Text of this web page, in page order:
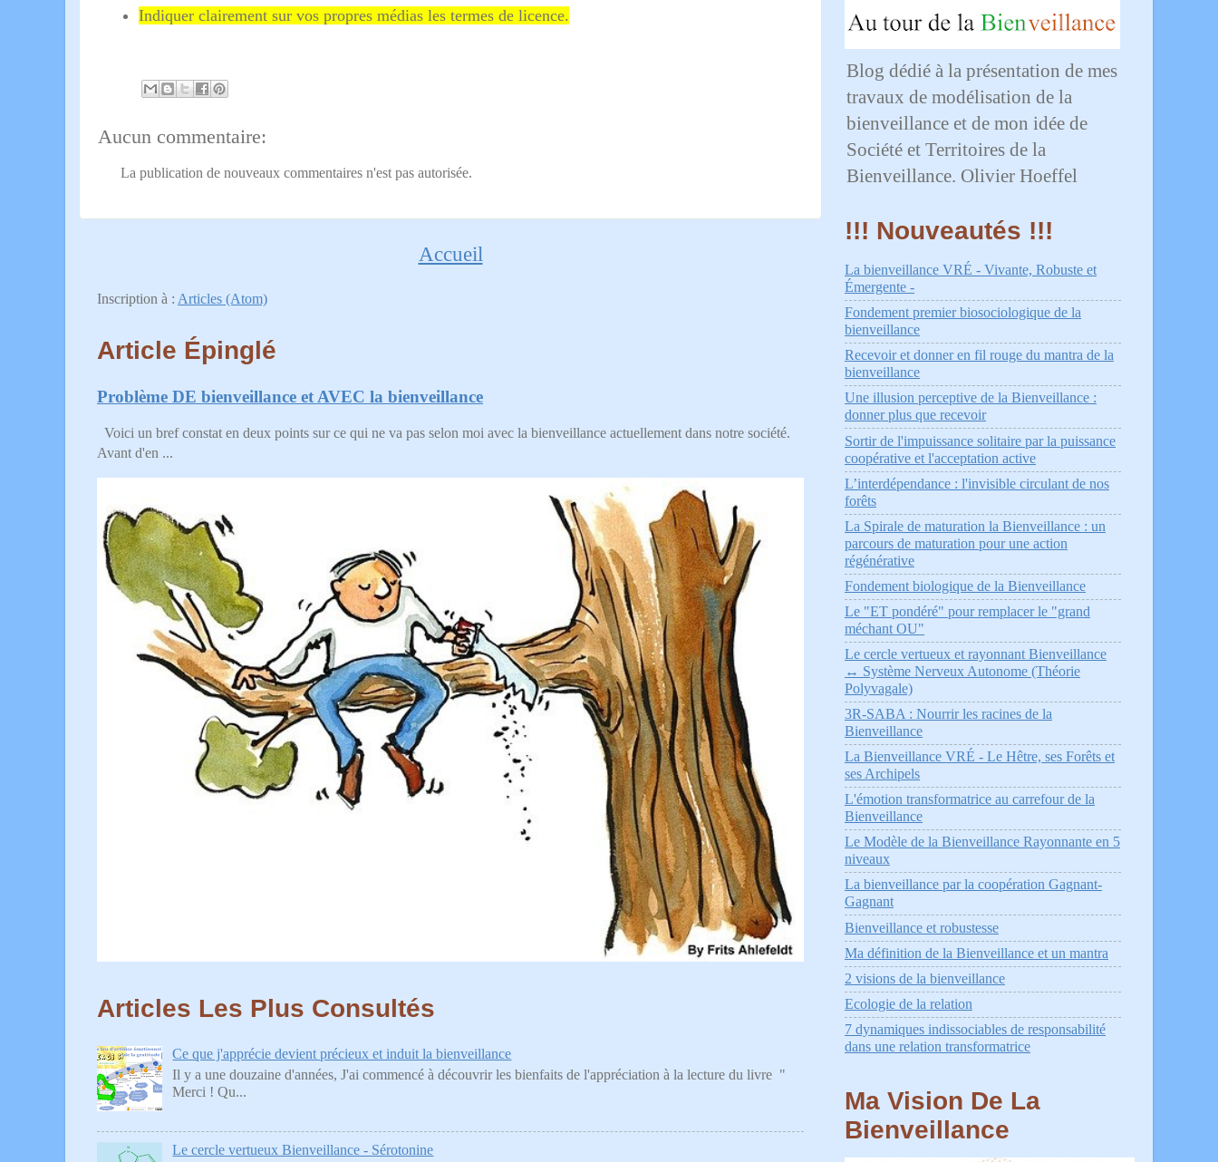
Indiquer clairement sur vos propres médias les termes de licence.
Aucun commentaire:
La publication de nouveaux commentaires n'est pas autorisée.
Accueil
Inscription à : Articles (Atom)
Article Épinglé
Problème DE bienveillance et AVEC la bienveillance
Voici un bref constat en deux points sur ce qui ne va pas selon moi avec la bienveillance actuellement dans notre société.
Avant d'en ...
Articles Les Plus Consultés
Ce que j'apprécie devient précieux et induit la bienveillance
Il y a une douzaine d'années, J'ai commencé à découvrir les bienfaits de l'appréciation à la lecture du livre "
Merci ! Qu...
Le cercle vertueux Bienveillance - Sérotonine
Blog dédié à la présentation de mes
travaux de modélisation de la
bienveillance et de mon idée de
Société et Territoires de la
Bienveillance. Olivier Hoeffel
!!! Nouveautés !!!
La bienveillance VRÉ - Vivante, Robuste et
Émergente -
Fondement premier biosociologique de la
bienveillance
Recevoir et donner en fil rouge du mantra de la
bienveillance
Une illusion perceptive de la Bienveillance :
donner plus que recevoir
Sortir de l'impuissance solitaire par la puissance
coopérative et l'acceptation active
L’interdépendance : l'invisible circulant de nos
forêts
La Spirale de maturation la Bienveillance : un
parcours de maturation pour une action
régénérative
Fondement biologique de la Bienveillance
Le "ET pondéré" pour remplacer le "grand
méchant OU"
Le cercle vertueux et rayonnant Bienveillance
↔ Système Nerveux Autonome (Théorie
Polyvagale)
3R-SABA : Nourrir les racines de la
Bienveillance
La Bienveillance VRÉ - Le Hêtre, ses Forêts et
ses Archipels
L'émotion transformatrice au carrefour de la
Bienveillance
Le Modèle de la Bienveillance Rayonnante en 5
niveaux
La bienveillance par la coopération Gagnant-
Gagnant
Bienveillance et robustesse
Ma définition de la Bienveillance et un mantra
2 visions de la bienveillance
Ecologie de la relation
7 dynamiques indissociables de responsabilité
dans une relation transformatrice
Ma Vision De La
Bienveillance